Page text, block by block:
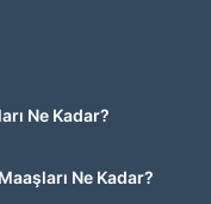
Ne Kadar?
Ne Kadar?